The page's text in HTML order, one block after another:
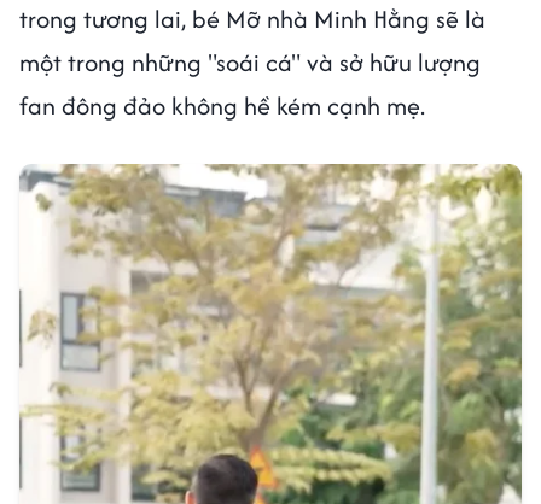
trong tương lai, bé Mỡ nhà Minh Hằng sẽ là
một trong những "soái cá" và sở hữu lượng
fan đông đảo không hề kém cạnh mẹ.